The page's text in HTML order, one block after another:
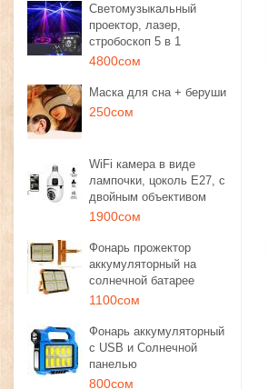
Светомузыкальный
проектор, лазер,
стробоскоп 5 в 1
4800сом
Маска для сна + беруши
250сом
WiFi камера в виде
лампочки, цоколь E27, с
двойным объективом
1900сом
Фонарь прожектор
аккумуляторный на
солнечной батарее
1100сом
Фонарь аккумуляторный
с USB и Солнечной
панелью
800сом